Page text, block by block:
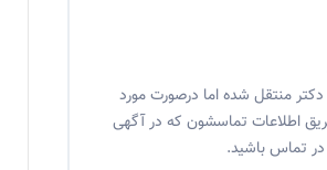
منتقل شده اما درصورت مورد
اطلاعات تماسشون که در آگهی
تماس باشید.